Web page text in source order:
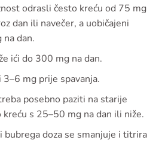
odrasli često kreću od 75 mg
dan ili navečer, a uobičajeni
dan.
ići do 300 mg na dan.
mg prije spavanja.
posebno paziti na starije
s 25–50 mg na dan ili niže.
bubrega doza se smanjuje i titrira